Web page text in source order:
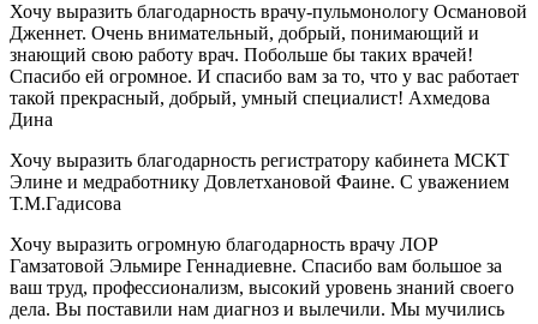
Хочу выразить благодарность врачу-пульмонологу Османовой
Дженнет. Очень внимательный, добрый, понимающий и
знающий свою работу врач. Побольше бы таких врачей!
Спасибо ей огромное. И спасибо вам за то, что у вас работает
такой прекрасный, добрый, умный специалист! Ахмедова
Дина
Хочу выразить благодарность регистратору кабинета МСКТ
Элине и медработнику Довлетхановой Фаине. С уважением
Т.М.Гадисова
Хочу выразить огромную благодарность врачу ЛОР
Гамзатовой Эльмире Геннадиевне. Спасибо вам большое за
ваш труд, профессионализм, высокий уровень знаний своего
дела. Вы поставили нам диагноз и вылечили. Мы мучились